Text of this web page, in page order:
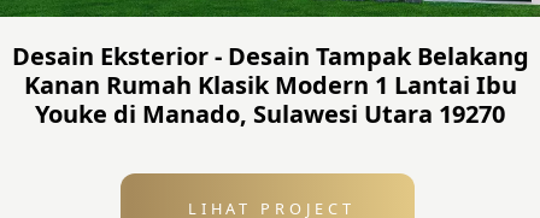
Desain Eksterior - Desain Tampak Belakang
Kanan Rumah Klasik Modern 1 Lantai Ibu
Youke di Manado, Sulawesi Utara 19270
LIHAT PROJECT